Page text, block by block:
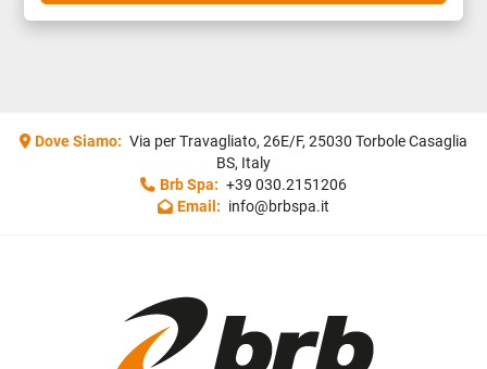
Dove Siamo: Via per Travagliato, 26E/F, 25030 Torbole Casaglia
BS, Italy
Brb Spa: +39 030.2151206
Email: info@brbspa.it